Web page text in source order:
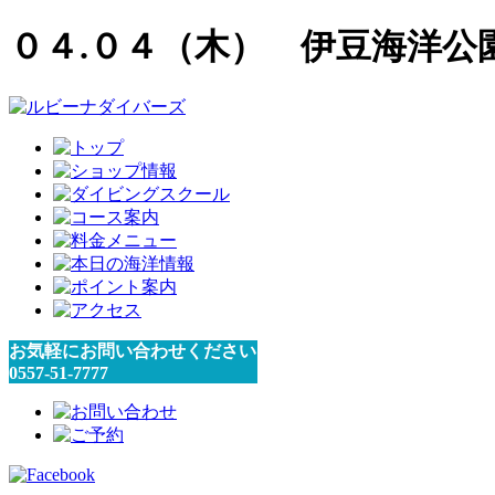
０４.０４（木） 伊豆海洋公
お気軽にお問い合わせください
0557-51-7777